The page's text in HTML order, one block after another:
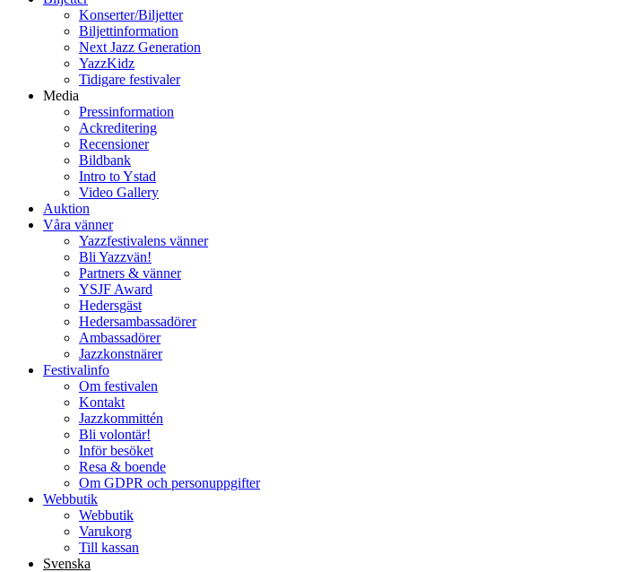
Konserter/Biljetter
Biljettinformation
Next Jazz Generation
YazzKidz
Tidigare festivaler
Media
Pressinformation
Ackreditering
Recensioner
Bildbank
Intro to Ystad
Video Gallery
Auktion
Våra vänner
Yazzfestivalens vänner
Bli Yazzvän!
Partners & vänner
YSJF Award
Hedersgäst
Hedersambassadörer
Ambassadörer
Jazzkonstnärer
Festivalinfo
Om festivalen
Kontakt
Jazzkommittén
Bli volontär!
Inför besöket
Resa & boende
Om GDPR och personuppgifter
Webbutik
Webbutik
Varukorg
Till kassan
Svenska